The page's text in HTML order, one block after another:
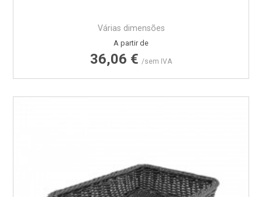
Várias dimensões
Preço
A partir de
36,06 € /sem IVA